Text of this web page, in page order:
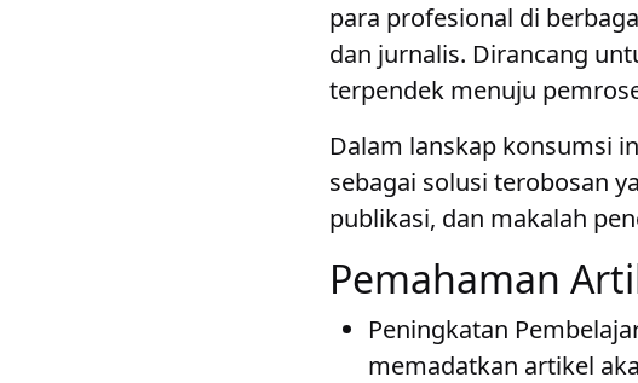
para profesional di
dan jurnalis. Dirancang
terpendek menuju
Dalam lanskap konsumsi
sebagai solusi terobosan
publikasi, dan makalah
Pemahaman
Peningkatan
memadatkan artikel